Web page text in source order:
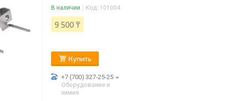
В наличии Код: 101004
9 500 ₸
Купить
+7 (700) 327-25-25
Оборудование и
химия